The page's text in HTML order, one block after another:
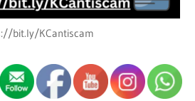
bit.ly/KCantiscam